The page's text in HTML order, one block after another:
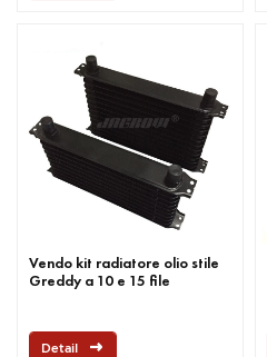
Vendo kit radiatore olio stile
Greddy a 10 e 15 file
Detail